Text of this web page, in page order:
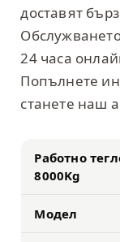
доставят
24 часа
Попълнете
станете наш
Работно
8000Kg
Модел